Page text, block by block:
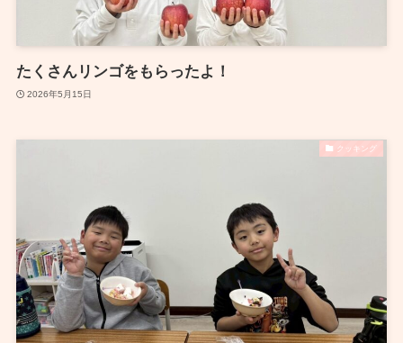
たくさんリンゴをもらったよ！
2026年5月15日
クッキング